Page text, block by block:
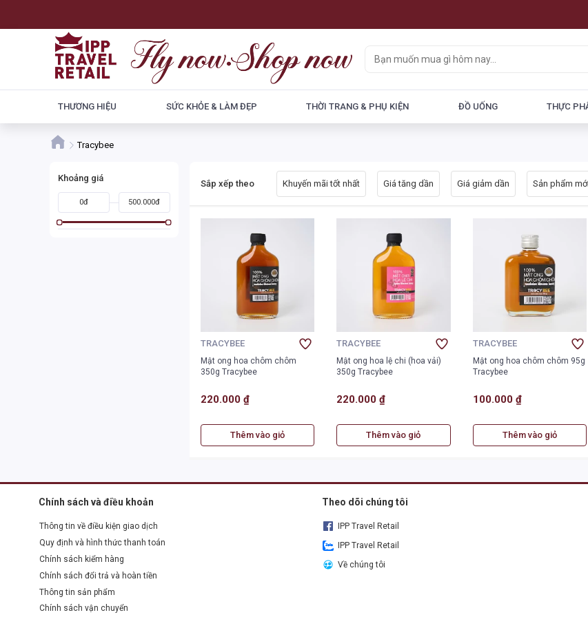
THƯƠNG HIỆU SỨC KHỎE & LÀM ĐẸP THỜI TRANG & PHỤ KIỆN ĐỒ UỐNG THỰC
Tracybee
Khoảng giá
0đ 500.000đ
Sắp xếp theo Khuyến mãi tốt nhất Giá tăng dần Giá giảm dần Sản phẩm
TRACYBEE
Mật ong hoa chôm chôm
350g Tracybee
220.000 ₫
Thêm vào giỏ
TRACYBEE
Mật ong hoa lệ chi (hoa vải)
350g Tracybee
220.000 ₫
Thêm vào giỏ
TRACYBEE
Mật ong hoa chôm chôm 95g
Tracybee
100.000 ₫
Thêm vào giỏ
Chính sách và điều khoản
Thông tin về điều kiện giao dịch
Quy định và hình thức thanh toán
Chính sách kiểm hàng
Chính sách đổi trả và hoàn tiền
Thông tin sản phẩm
Chính sách vận chuyển
Theo dõi chúng tôi
IPP Travel Retail
IPP Travel Retail
Về chúng tôi